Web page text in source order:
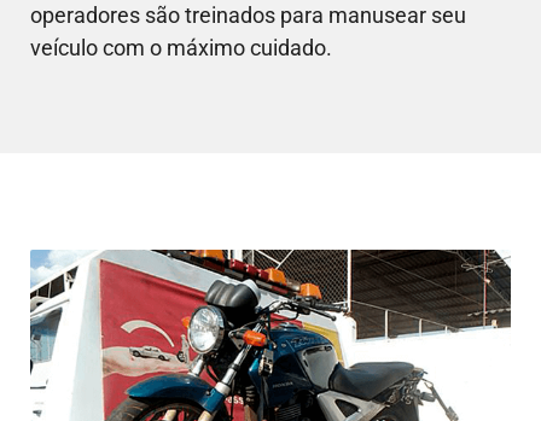
operadores são treinados para manusear seu
veículo com o máximo cuidado.